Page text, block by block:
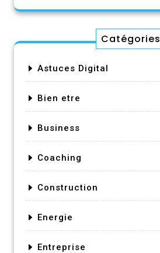
Catégories
Astuces Digital
Bien etre
Business
Coaching
Construction
Energie
Entreprise